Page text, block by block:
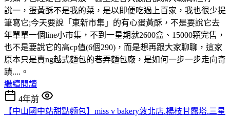
說一，蛋黃酥不是我的菜，是以即便吃過上百家，我也很少提
筆寫它;今天要說「東新市集」的有心蛋黃酥，不是要說它去
年單單一個line小市集，不到一星期就2600盒、15000顆完售，
也不是要說它的高cp值(6個290)，而是想再跟大家聊聊，這家
原本只是賣ng越式麵包的巷弄麵包廠，是如何一步一步走向奇
蹟....。
繼續閱讀
4年前
【中山國中站甜點麵包】miss v bakery敦北店.楊枝甘露塔.三星